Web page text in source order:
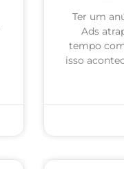
Ter um
Ads
tempo
isso